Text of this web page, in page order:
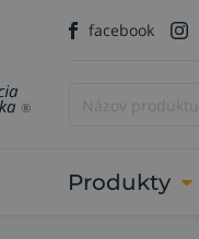
facebook
Produkty